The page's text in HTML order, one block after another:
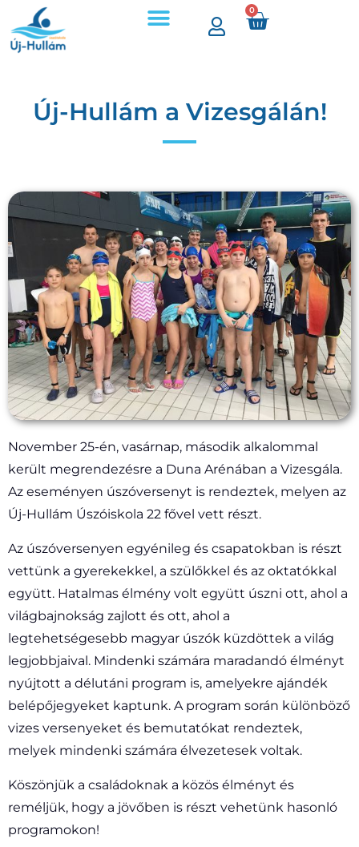
0
Új-Hullám a Vizesgálán!
November 25-én, vasárnap, második alkalommal
került megrendezésre a Duna Arénában a Vizesgála.
Az eseményen úszóversenyt is rendeztek, melyen az
Új-Hullám Úszóiskola 22 fővel vett részt.
Az úszóversenyen egyénileg és csapatokban is részt
vettünk a gyerekekkel, a szülőkkel és az oktatókkal
együtt. Hatalmas élmény volt együtt úszni ott, ahol a
világbajnokság zajlott és ott, ahol a
legtehetségesebb magyar úszók küzdöttek a világ
legjobbjaival. Mindenki számára maradandó élményt
nyújtott a délutáni program is, amelyekre ajándék
belépőjegyeket kaptunk. A program során különböző
vizes versenyeket és bemutatókat rendeztek,
melyek mindenki számára élvezetesek voltak.
Köszönjük a családoknak a közös élményt és
reméljük, hogy a jövőben is részt vehetünk hasonló
programokon!